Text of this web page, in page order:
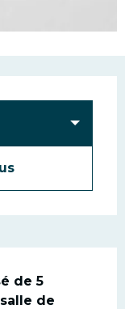
de 5
de